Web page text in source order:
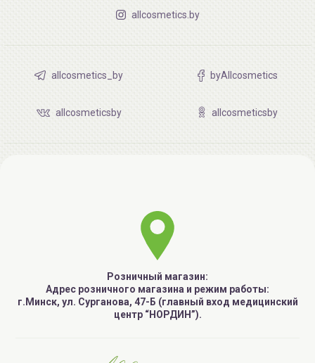
allcosmetics.by
allcosmetics_by byAllcosmetics
allcosmeticsby allcosmeticsby
Розничный магазин:
Адрес розничного магазина и режим работы:
г.Минск, ул. Сурганова, 47-Б (главный вход медицинский
центр “НОРДИН”).